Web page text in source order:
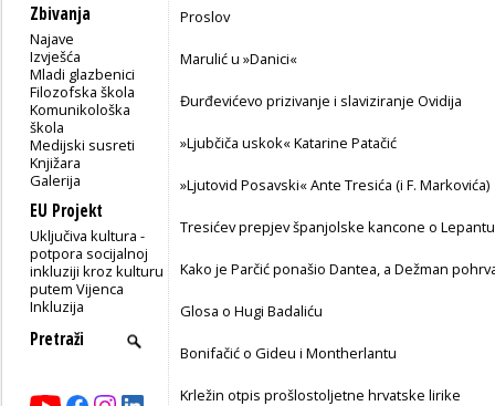
Zbivanja
Najave
Izvješća
Mladi glazbenici
Filozofska škola
Komunikološka
škola
Medijski susreti
Knjižara
Galerija
EU Projekt
Uključiva kultura -
potpora socijalnoj
inkluziji kroz kulturu
putem Vijenca
Inkluzija
Proslov
Marulić u »Danici«
Đurđevićevo prizivanje i slaviziranje Ovidija
»Ljubčiča uskok« Katarine Patačić
»Ljutovid Posavski« Ante Tresića (i F. Markovića)
Tresićev prepjev španjolske kancone o Lepantu
Kako je Parčić ponašio Dantea, a Dežman
Glosa o Hugi Badaliću
Bonifačić o Gideu i Montherlantu
Krležin otpis prošlostoljetne hrvatske lirike